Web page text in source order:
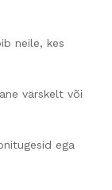
neile, kes
värskelt või
ega